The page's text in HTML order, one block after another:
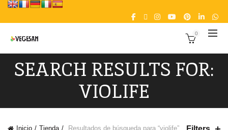
0
SEARCH RESULTS FOR:
VIOLIFE
Inicio Tienda Resultados de búsqueda para “violife”